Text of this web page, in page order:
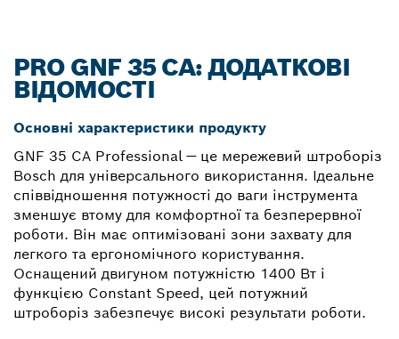
PRO GNF 35 CA: ДОДАТКОВІ
ВІДОМОСТІ
Основні характеристики продукту
GNF 35 CA Professional — це мережевий штроборіз
Bosch для універсального використання. Ідеальне
співвідношення потужності до ваги інструмента
зменшує втому для комфортної та безперервної
роботи. Він має оптимізовані зони захвату для
легкого та ергономічного користування.
Оснащений двигуном потужністю 1400 Вт і
функцією Constant Speed, цей потужний
штроборіз забезпечує високі результати роботи.